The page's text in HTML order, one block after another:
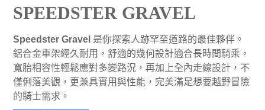
SPEEDSTER GRAVEL
Speedster Gravel 是你探索人跡罕至道路的最佳夥伴。
鋁合金車架經久耐用，舒適的幾何設計適合長時間騎乘，
寬胎相容性輕鬆應對多變路況，再加上全內走線設計，不
僅俐落美觀，更兼具實用與性能，完美滿足想要越野冒險
的騎士需求。